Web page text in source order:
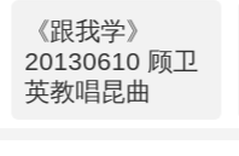
《跟我学》
20130610 顾卫
英教唱昆曲